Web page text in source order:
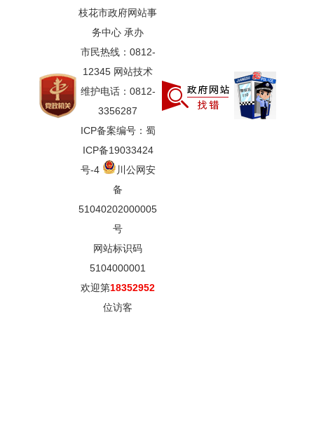
枝花市政府网站事
务中心 承办
市民热线：0812-
12345 网站技术
维护电话：0812-
3356287
ICP备案编号：蜀
ICP备19033424
号-4
川公网安
备
51040202000005
号
网站标识码
5104000001
欢迎第18352952
位访客